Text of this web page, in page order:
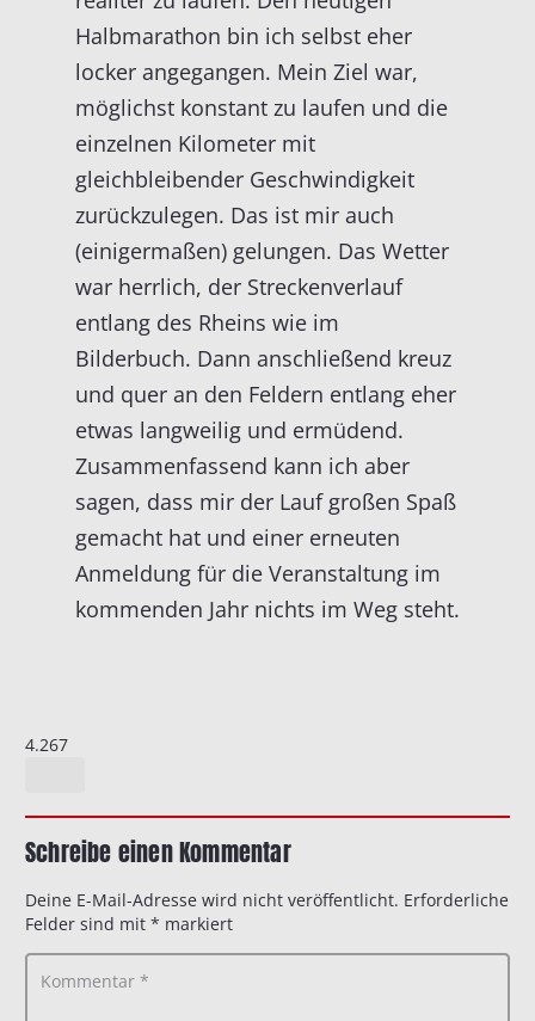
Halbmarathon bin ich selbst eher
locker angegangen. Mein Ziel war,
möglichst konstant zu laufen und die
einzelnen Kilometer mit
gleichbleibender Geschwindigkeit
zurückzulegen. Das ist mir auch
(einigermaßen) gelungen. Das Wetter
war herrlich, der Streckenverlauf
entlang des Rheins wie im
Bilderbuch. Dann anschließend kreuz
und quer an den Feldern entlang eher
etwas langweilig und ermüdend.
Zusammenfassend kann ich aber
sagen, dass mir der Lauf großen Spaß
gemacht hat und einer erneuten
Anmeldung für die Veranstaltung im
kommenden Jahr nichts im Weg steht.
4.267
Schreibe einen Kommentar
Deine E-Mail-Adresse wird nicht veröffentlicht. Erforderliche
Felder sind mit * markiert